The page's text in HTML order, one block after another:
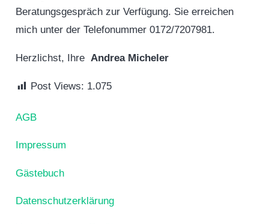
Beratungsgespräch zur Verfügung. Sie erreichen
mich unter der Telefonummer 0172/7207981.
Herzlichst, Ihre Andrea Micheler
Post Views: 1.075
AGB
Impressum
Gästebuch
Datenschutzerklärung